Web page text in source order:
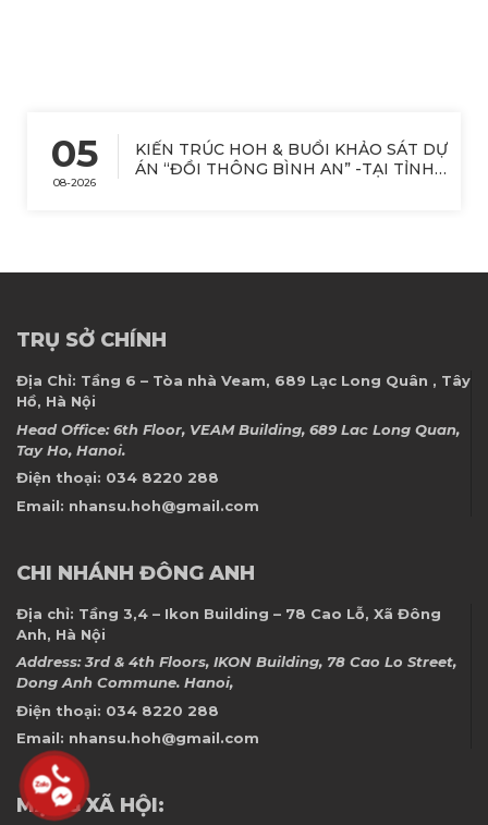
05
08-2026
KIẾN TRÚC HOH & BUỔI KHẢO SÁT DỰ
ÁN “ĐỒI THÔNG BÌNH AN” -TẠI TỈNH
TRỤ SỞ CHÍNH
Địa Chỉ: Tầng 6 – Tòa nhà Veam, 689 Lạc Long Quân , Tây
Hồ, Hà Nội
Head Office: 6th Floor, VEAM Building, 689 Lac Long Quan,
Tay Ho, Hanoi.
Điện thoại: 034 8220 288
Email: nhansu.hoh@gmail.com
CHI NHÁNH ĐÔNG ANH
Địa chỉ: Tầng 3,4 – Ikon Building – 78 Cao Lỗ, Xã Đông
Anh, Hà Nội
Address: 3rd & 4th Floors, IKON Building, 78 Cao Lo Street,
Dong Anh Commune. Hanoi,
Điện thoại: 034 8220 288
Email: nhansu.hoh@gmail.com
MẠNG XÃ HỘI: